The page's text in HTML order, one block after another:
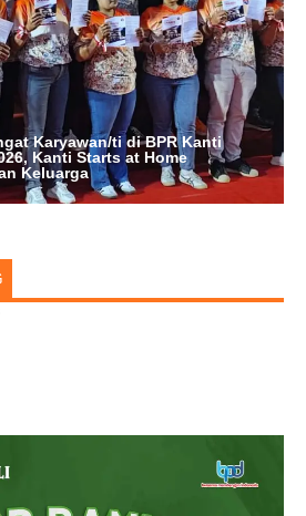
Karyawan/ti di BPR Kanti
Kanti Starts at Home
Keluarga